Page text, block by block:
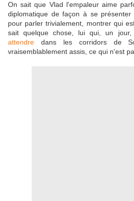
On sait que Vlad l'empaleur aime
diplomatique de façon à se
pour parler trivialement, montrer qui
sait quelque chose, lui qui, un
attendre dans les corridors de
vraisemblablement assis, ce qui n'est